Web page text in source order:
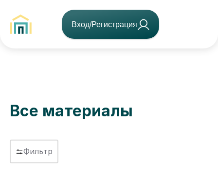
Вход/Регистрация
Все материалы
Фильтр